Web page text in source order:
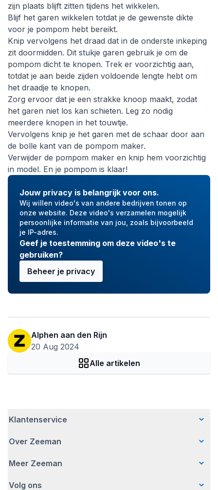
zijn plaats blijft zitten tijdens het wikkelen.
Blijf het garen wikkelen totdat je de gewenste dikte
voor je pompom hebt bereikt.
Knip vervolgens het draad dat in de onderste inkeping
zit doormidden. Dit stukje garen gebruik je om de
pompom dicht te knopen. Trek er voorzichtig aan,
totdat je aan beide zijden voldoende lengte hebt om
het draadje te knopen.
Zorg ervoor dat je een strakke knoop maakt, zodat
het garen niet los kan schieten. Leg zo nodig
meerdere knopen in het touwtje.
Vervolgens knip je het garen met de schaar door aan
de bolle kant van de pompom maker.
Verwijder de pompom maker en knip hem voorzichtig
in model. En je pompom is klaar!
Jouw privacy is belangrijk voor ons.
Wij willen video's van andere bedrijven tonen op
onze website. Deze video's verzamelen mogelijk
persoonlijke informatie van jou, zoals bijvoorbeeld
je IP-adres.
Geef je toestemming om deze video's te
gebruiken?
Beheer je privacy
Alphen aan den Rijn
20 Aug 2024
Alle artikelen
Klantenservice
Veelgestelde vragen
Bezorgen
Over Zeeman
Wie wij zijn
Meer Zeeman
Veiligheidswaarschuwing
Volg ons